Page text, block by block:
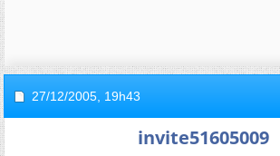
27/12/2005, 19h43
invite51605009